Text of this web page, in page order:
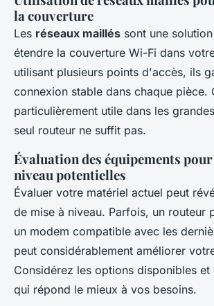
la couverture
Les réseaux maillés sont une
étendre la couverture Wi-Fi dans
utilisant plusieurs points d'accès, ils
connexion stable dans chaque pièce.
particulièrement utile dans les
seul routeur ne suffit pas.
Évaluation des équipements pour
niveau potentielles
Évaluer votre matériel actuel peut
de mise à niveau. Parfois, un routeur
un modem compatible avec les
peut considérablement améliorer
Considérez les options disponibles et
qui répond le mieux à vos besoins.